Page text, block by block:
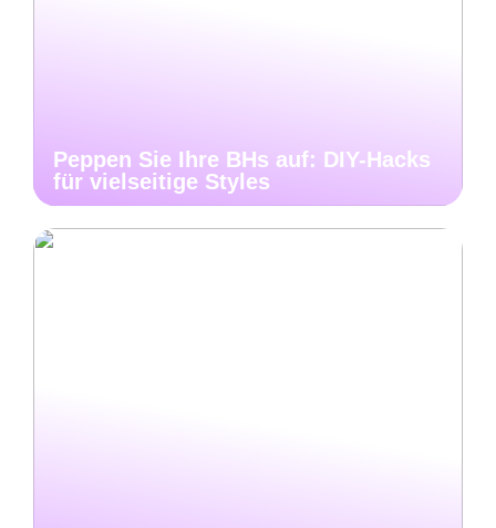
Peppen Sie Ihre BHs auf: DIY-Hacks
für vielseitige Styles